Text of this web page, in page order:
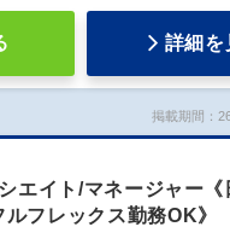
詳細を
掲載期間：
エイト/マネージャー《
フレックス勤務OK》